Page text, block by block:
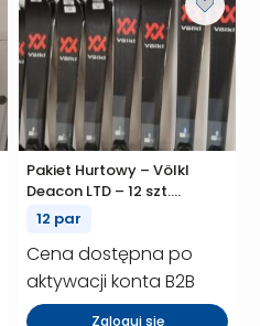
Pakiet Hurtowy – Völkl
Deacon LTD – 12 szt.
(P01700)
12 par
Cena dostępna po
aktywacji konta B2B
Zaloguj się